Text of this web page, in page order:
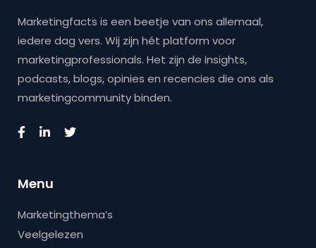
Marketingfacts is een beetje van ons allemaal,
iedere dag vers. Wij zijn hét platform voor
marketingprofessionals. Het zijn de insights,
podcasts, blogs, opinies en recencies die ons als
marketingcommunity binden.
Menu
Marketingthema’s
Veelgelezen